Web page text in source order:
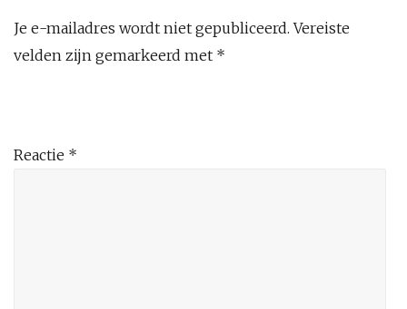
Je e-mailadres wordt niet gepubliceerd. Vereiste
velden zijn gemarkeerd met *
Reactie *